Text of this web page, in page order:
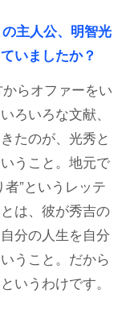
主人公、明智光
いましたか？
らオファーをい
ろいろな文献、
たのが、光秀と
うこと。地元で
”というレッテ
は、彼が秀吉の
分の人生を自分
うこと。だから
いうわけです。